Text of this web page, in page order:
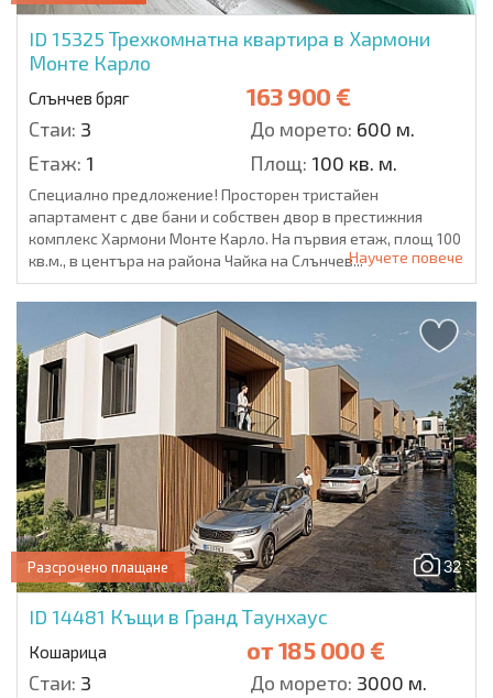
ID 15325 Трехкомнатна квартира в Хармони
Монте Карло
Слънчев бряг 163 900 €
Стаи: 3 До морето: 600 м.
Етаж: 1 Площ: 100 кв. м.
Специално предложение! Просторен тристайен
апартамент с две бани и собствен двор в престижния
комплекс Хармони Монте Карло. На първия етаж, площ 100
кв.м., в центъра на района Чайка на Слънчев...Научете повече
32
Разсрочено плащане
ID 14481 Къщи в Гранд Таунхаус
Кошарица от185 000 €
Стаи: 3 До морето: 3000 м.